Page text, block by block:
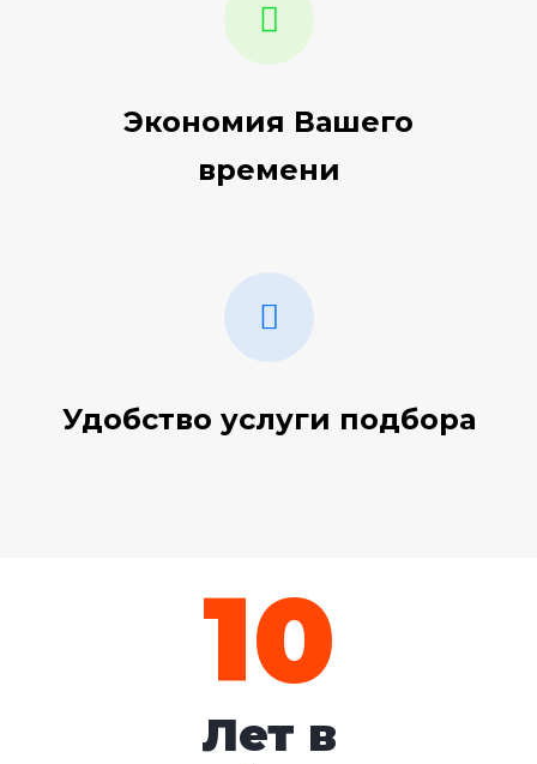
Экономия Вашего
времени
Удобство услуги подбора
10
Лет в